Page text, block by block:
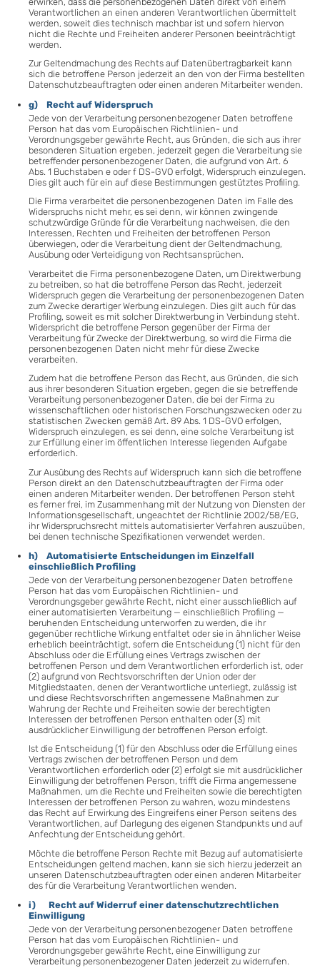
Verantwortlichen an einen anderen Verantwortlichen übermittelt
werden, soweit dies technisch machbar ist und sofern hiervon
nicht die Rechte und Freiheiten anderer Personen beeinträchtigt
werden.
Zur Geltendmachung des Rechts auf Datenübertragbarkeit kann
sich die betroffene Person jederzeit an den von der Firma bestellten
Datenschutzbeauftragten oder einen anderen Mitarbeiter wenden.
g) Recht auf Widerspruch
Jede von der Verarbeitung personenbezogener Daten betroffene
Person hat das vom Europäischen Richtlinien- und
Verordnungsgeber gewährte Recht, aus Gründen, die sich aus ihrer
besonderen Situation ergeben, jederzeit gegen die Verarbeitung sie
betreffender personenbezogener Daten, die aufgrund von Art. 6
Abs. 1 Buchstaben e oder f DS-GVO erfolgt, Widerspruch einzulegen.
Dies gilt auch für ein auf diese Bestimmungen gestütztes Profiling.
Die Firma verarbeitet die personenbezogenen Daten im Falle des
Widerspruchs nicht mehr, es sei denn, wir können zwingende
schutzwürdige Gründe für die Verarbeitung nachweisen, die den
Interessen, Rechten und Freiheiten der betroffenen Person
überwiegen, oder die Verarbeitung dient der Geltendmachung,
Ausübung oder Verteidigung von Rechtsansprüchen.
Verarbeitet die Firma personenbezogene Daten, um Direktwerbung
zu betreiben, so hat die betroffene Person das Recht, jederzeit
Widerspruch gegen die Verarbeitung der personenbezogenen Daten
zum Zwecke derartiger Werbung einzulegen. Dies gilt auch für das
Profiling, soweit es mit solcher Direktwerbung in Verbindung steht.
Widerspricht die betroffene Person gegenüber der Firma der
Verarbeitung für Zwecke der Direktwerbung, so wird die Firma die
personenbezogenen Daten nicht mehr für diese Zwecke
verarbeiten.
Zudem hat die betroffene Person das Recht, aus Gründen, die sich
aus ihrer besonderen Situation ergeben, gegen die sie betreffende
Verarbeitung personenbezogener Daten, die bei der Firma zu
wissenschaftlichen oder historischen Forschungszwecken oder zu
statistischen Zwecken gemäß Art. 89 Abs. 1 DS-GVO erfolgen,
Widerspruch einzulegen, es sei denn, eine solche Verarbeitung ist
zur Erfüllung einer im öffentlichen Interesse liegenden Aufgabe
erforderlich.
Zur Ausübung des Rechts auf Widerspruch kann sich die betroffene
Person direkt an den Datenschutzbeauftragten der Firma oder
einen anderen Mitarbeiter wenden. Der betroffenen Person steht
es ferner frei, im Zusammenhang mit der Nutzung von Diensten der
Informationsgesellschaft, ungeachtet der Richtlinie 2002/58/EG,
ihr Widerspruchsrecht mittels automatisierter Verfahren auszuüben,
bei denen technische Spezifikationen verwendet werden.
h) Automatisierte Entscheidungen im Einzelfall
einschließlich Profiling
Jede von der Verarbeitung personenbezogener Daten betroffene
Person hat das vom Europäischen Richtlinien- und
Verordnungsgeber gewährte Recht, nicht einer ausschließlich auf
einer automatisierten Verarbeitung — einschließlich Profiling —
beruhenden Entscheidung unterworfen zu werden, die ihr
gegenüber rechtliche Wirkung entfaltet oder sie in ähnlicher Weise
erheblich beeinträchtigt, sofern die Entscheidung (1) nicht für den
Abschluss oder die Erfüllung eines Vertrags zwischen der
betroffenen Person und dem Verantwortlichen erforderlich ist, oder
(2) aufgrund von Rechtsvorschriften der Union oder der
Mitgliedstaaten, denen der Verantwortliche unterliegt, zulässig ist
und diese Rechtsvorschriften angemessene Maßnahmen zur
Wahrung der Rechte und Freiheiten sowie der berechtigten
Interessen der betroffenen Person enthalten oder (3) mit
ausdrücklicher Einwilligung der betroffenen Person erfolgt.
Ist die Entscheidung (1) für den Abschluss oder die Erfüllung eines
Vertrags zwischen der betroffenen Person und dem
Verantwortlichen erforderlich oder (2) erfolgt sie mit ausdrücklicher
Einwilligung der betroffenen Person, trifft die Firma angemessene
Maßnahmen, um die Rechte und Freiheiten sowie die berechtigten
Interessen der betroffenen Person zu wahren, wozu mindestens
das Recht auf Erwirkung des Eingreifens einer Person seitens des
Verantwortlichen, auf Darlegung des eigenen Standpunkts und auf
Anfechtung der Entscheidung gehört.
Möchte die betroffene Person Rechte mit Bezug auf automatisierte
Entscheidungen geltend machen, kann sie sich hierzu jederzeit an
unseren Datenschutzbeauftragten oder einen anderen Mitarbeiter
des für die Verarbeitung Verantwortlichen wenden.
i) Recht auf Widerruf einer datenschutzrechtlichen
Einwilligung
Jede von der Verarbeitung personenbezogener Daten betroffene
Person hat das vom Europäischen Richtlinien- und
Verordnungsgeber gewährte Recht, eine Einwilligung zur
Verarbeitung personenbezogener Daten jederzeit zu widerrufen.